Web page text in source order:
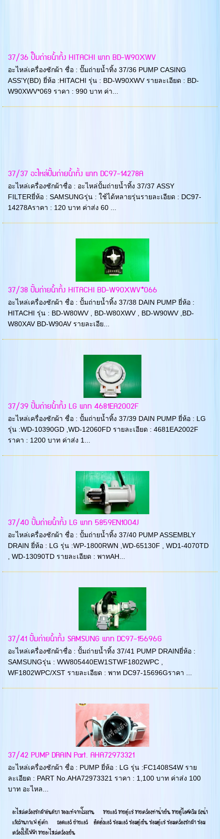
37/36 ปั๊มถ่ายน้ำทิ้ง HITACHI พาท BD-W90XWV
อะไหล่เครื่องซักผ้า ชื่อ : ปั๊มถ่ายน้ำทิ้ง 37/36 PUMP CASING
ASS'Y(BD) ยี่ห้อ :HITACHI รุ่น : BD-W90XWV รายละเอียด : BD-
W90XWV*069 ราคา : 990 บาท ค่า...
37/37 อะไหล่ปั้มถ่ายน้ำทิ้ง พาท DC97-14278A
อะไหล่เครื่องซักผ้าชื่อ : อะไหล่ปั้มถ่ายน้ำทิ้ง 37/37 ASSY
FILTERยี่ห้อ : SAMSUNGรุ่น : ใช้ได้หลายรุ่นรายละเอียด : DC97-
14278Aราคา : 120 บาท ค่าส่ง 60 ...
37/38 ปั้มถ่ายน้ำทิ้ง HITACHI BD-W90XWV*066
อะไหล่เครื่องซักผ้า ชื่อ : ปั้มถ่ายน้ำทิ้ง 37/38 DAIN PUMP ยี่ห้อ :
HITACHI รุ่น : BD-W80WV , BD-W80XWV , BD-W90WV ,BD-
W80XAV BD-W90AV รายละเอีย...
37/39 ปั้มถ่ายน้ำทิ้ง LG พาท 4681EA2002F
อะไหล่เครื่องซักผ้า ชื่อ : ปั้มถ่ายน้ำทิ้ง 37/39 DAIN PUMP ยี่ห้อ : LG
รุ่น :WD-10390GD ,WD-12060FD รายละเอียด : 4681EA2002F
ราคา : 1200 บาท ค่าส่ง 1...
37/40 ปั้มถ่ายน้ำทิ้ง LG พาท 5859EN1004J
อะไหล่เครื่องซักผ้า ชื่อ : ปั้มถ่ายน้ำทิ้ง 37/40 PUMP ASSEMBLY
DRAIN ยี่ห้อ : LG รุ่น :WP-1800RWN ,WD-65130F , WD1-4070TD
, WD-13090TD รายละเอียด : พาทAH...
37/41 ปั้มถ่ายน้ำทิ้ง SAMSUNG พาท DC97-15696G
อะไหล่เครื่องซักผ้าชื่อ : ปั้มถ่ายน้ำทิ้ง 37/41 PUMP DRAINยี่ห้อ :
SAMSUNGรุ่น : WW805440EW1STWF1802WPC ,
WF1802WPC/XST รายละเอียด : พาท DC97-15696Gราคา ...
37/42 PUMP DRAIN Part. AHA72973321
อะไหล่เครื่องซักผ้า ชื่อ : PUMP ยี่ห้อ : LG รุ่น :FC1408S4W ราย
ละเอียด : PART No.AHA72973321 ราคา : 1,100 บาท ค่าส่ง 100
บาท อะไหล...
อะไหล่เครื่องซักผ้าอันดับ1 ของแท้จากโรงงาน ขายแอร์ ขายตู้แช่ ขายเครื่องทำน้ำเย็น ขายตู้ไอศครีม ถังน้ำ
แข้งร้านกาแฟ ตู้เค้ก ถอดแอร์ ย้ายแอร์ ติดตั้งแอร์ ซ่อมแอร์ ซ่อมตู้เย็น ซ่อมตู้แช่ ซ่อมเครื่องซักผ้า ซ่อม
เครื่องใช้ไฟฟ้า ขายอะไหล่เครื่องเย็น